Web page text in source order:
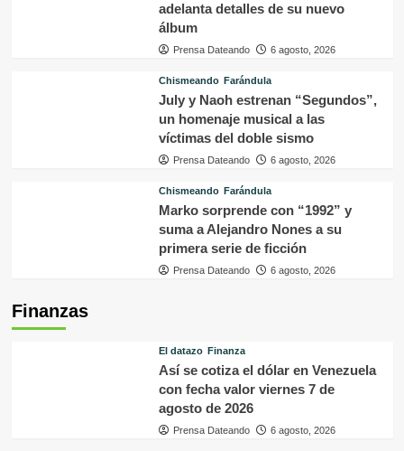
adelanta detalles de su nuevo
álbum
Prensa Dateando 6 agosto, 2026
Chismeando Farándula
July y Naoh estrenan “Segundos”,
un homenaje musical a las
víctimas del doble sismo
Prensa Dateando 6 agosto, 2026
Chismeando Farándula
Marko sorprende con “1992” y
suma a Alejandro Nones a su
primera serie de ficción
Prensa Dateando 6 agosto, 2026
Finanzas
El datazo Finanza
Así se cotiza el dólar en Venezuela
con fecha valor viernes 7 de
agosto de 2026
Prensa Dateando 6 agosto, 2026